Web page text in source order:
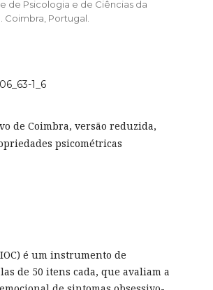
de Psicologia e de Ciências da
Portugal.
1_6
de Coimbra, versão reduzida,
psicométricas
é um instrumento de
de 50 itens cada, que avaliam a